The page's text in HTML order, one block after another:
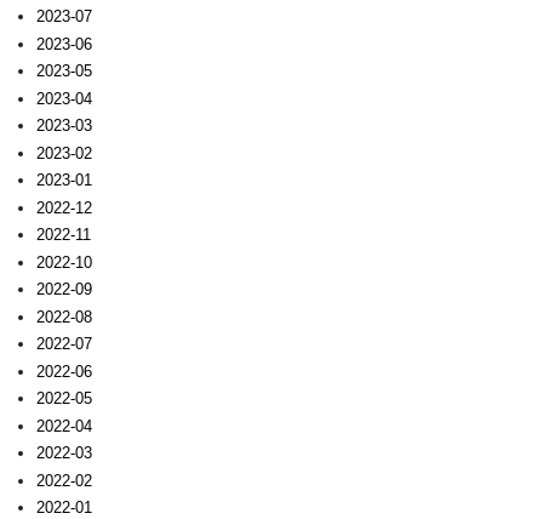
2023-07
2023-06
2023-05
2023-04
2023-03
2023-02
2023-01
2022-12
2022-11
2022-10
2022-09
2022-08
2022-07
2022-06
2022-05
2022-04
2022-03
2022-02
2022-01